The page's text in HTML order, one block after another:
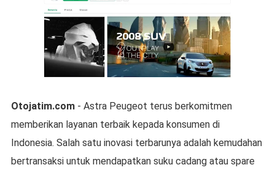
Otojatim.com- Astra Peugeot terus berkomitmen
memberikan layanan terbaik kepada konsumen di
Indonesia. Salah satu inovasi terbarunya adalah kemudahan
bertransaksi untuk mendapatkan suku cadang atau spare